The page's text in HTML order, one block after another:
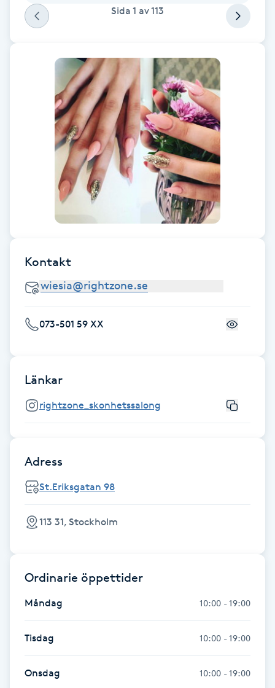
Fransk manikyr
Fransrengöring
Frekvensterapi
Friskvårdsmassage
Funktionsanalys
Föning
Gellack
Gellack med förstärkning
Gravidyoga
Gua Sha-massage
Sida 1 av113
Kontakt
073-501 59 XX
Länkar
rightzone_skonhetssalong
Adress
St.Eriksgatan 98
113 31, Stockholm
Ordinarie öppettider
Måndag 10:00 - 19:00
Tisdag 10:00 - 19:00
Onsdag 10:00 - 19:00